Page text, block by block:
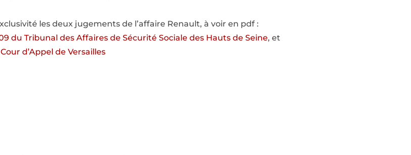
les deux jugements de l’affaire Renault, à voir en pdf :
du Tribunal des Affaires de Sécurité Sociale des Hauts de Seine, et
d’Appel de Versailles